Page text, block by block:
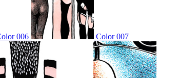
006 Color 007